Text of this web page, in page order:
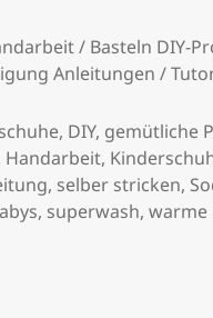
/ Basteln DIY-
Anleitungen /
, DIY, gemütliche
Handarbeit,
, selber stricken,
, superwash,warme
Pantoffeln selber